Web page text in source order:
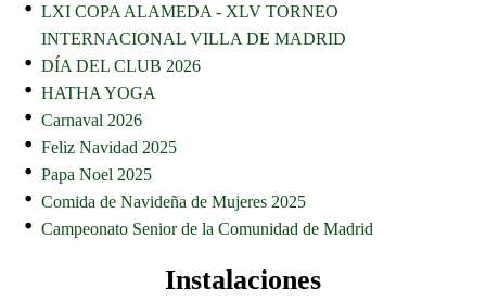
LXI COPA ALAMEDA - XLV TORNEO
INTERNACIONAL VILLA DE MADRID
DÍA DEL CLUB 2026
HATHA YOGA
Carnaval 2026
Feliz Navidad 2025
Papa Noel 2025
Comida de Navideña de Mujeres 2025
Campeonato Senior de la Comunidad de Madrid
Instalaciones